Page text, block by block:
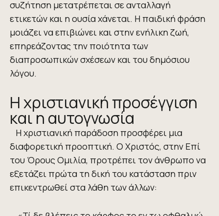
συζήτηση μετατρέπεται σε ανταλλαγή
ετικετών και η ουσία χάνεται. Η παιδική φράση
μοιάζει να επιβιώνει και στην ενήλικη ζωή,
επηρεάζοντας την ποιότητα των
διαπροσωπικών σχέσεων και του δημόσιου
λόγου.
Η χριστιανική προσέγγιση
και η αυτογνωσία
Η χριστιανική παράδοση προσφέρει μια
διαφορετική προοπτική. Ο Χριστός, στην Επί
του Όρους Ομιλία, προτρέπει τον άνθρωπο να
εξετάζει πρώτα τη δική του κατάσταση πριν
επικεντρωθεί στα λάθη των άλλων: